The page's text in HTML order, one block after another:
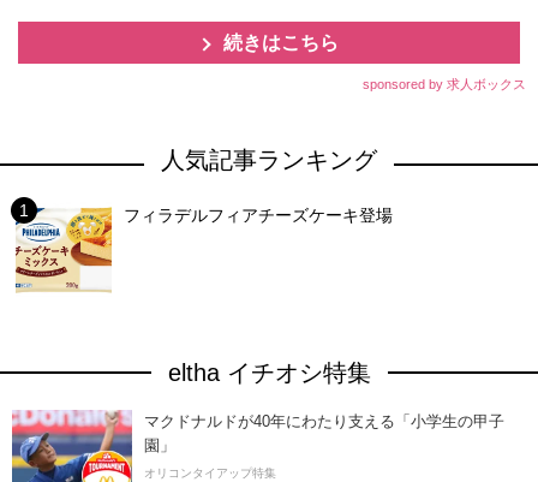
続きはこちら
sponsored by 求人ボックス
人気記事ランキング
フィラデルフィアチーズケーキ登場
eltha イチオシ特集
マクドナルドが40年にわたり支える「小学生の甲子
園」
オリコンタイアップ特集